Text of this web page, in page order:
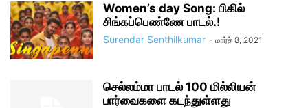
Women’s day Song: பிகில்
சிங்கப்பெண்ணே பாடல்.!
Surendar Senthilkumar - மார்ச் 8, 2021
செல்லம்மா பாடல் 100 மில்லியன்
பார்வைகளை கடந்துள்ளது